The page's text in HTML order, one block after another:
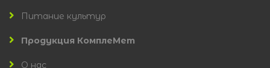
Питание культур
Продукция КомплеМет
О нас